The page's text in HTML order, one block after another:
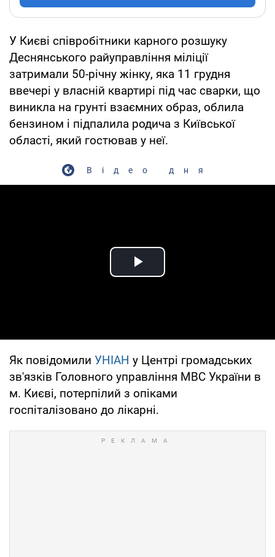
У Києві співробітники карного розшуку
Деснянського райуправління міліції
затримали 50-річну жінку, яка 11 грудня
ввечері у власній квартирі під час сварки, що
виникла на грунті взаємних образ, облила
бензином і підпалила родича з Київської
області, який гостював у неї.
Відео дня
Play Video
Як повідомили УНІАН у Центрі громадських
зв'язків Головного управління МВС України в
м. Києві, потерпілий з опіками
госпіталізовано до лікарні.